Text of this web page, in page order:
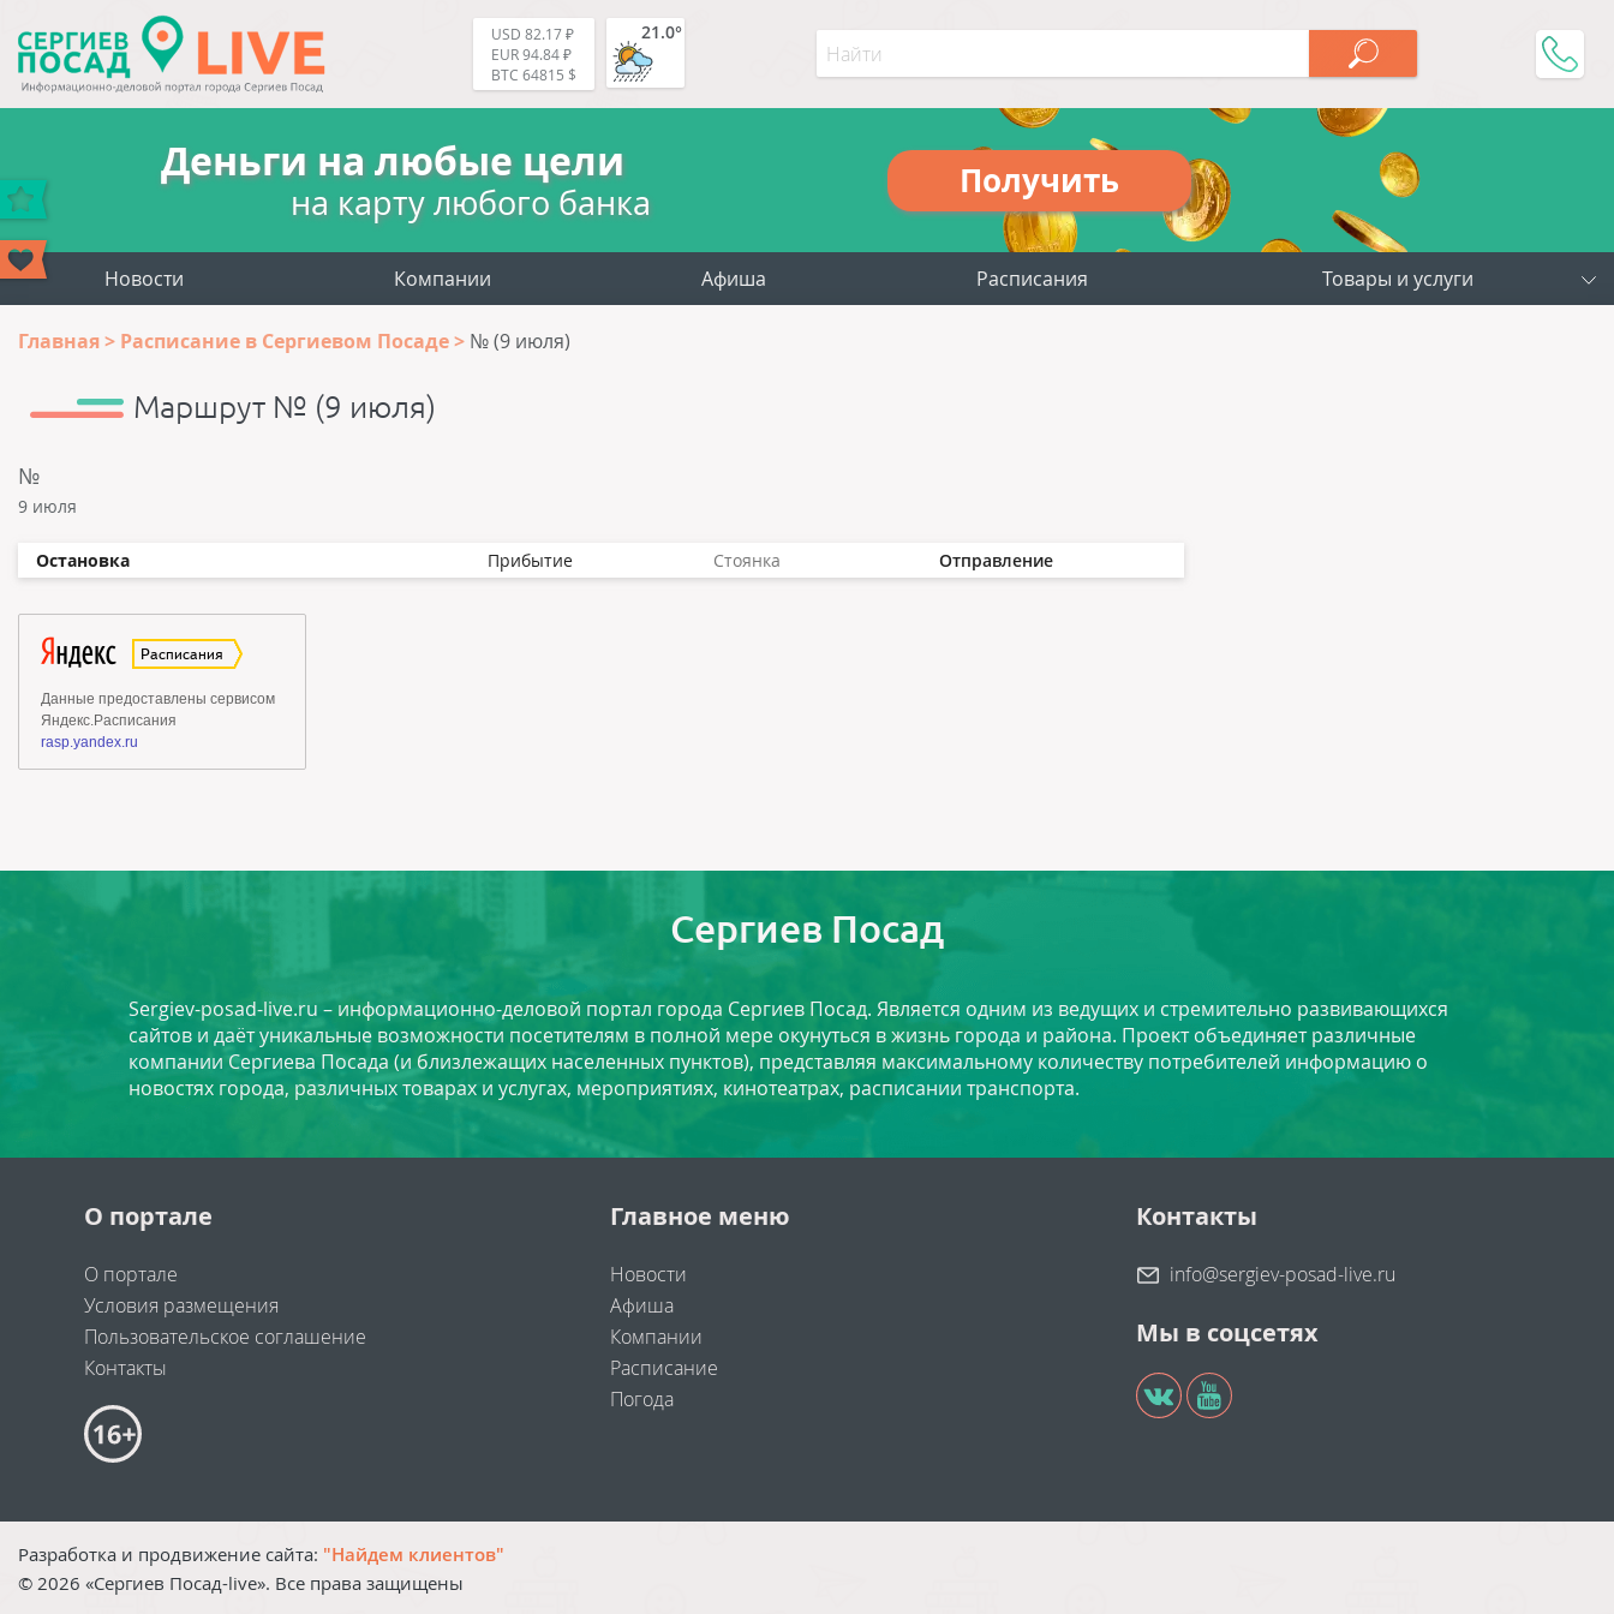
USD 82.17 ₽
EUR 94.84 ₽
BTC 64815 $
21.0°
Деньги на любые цели
на карту любого банка
Получить
Новости Компании Афиша Расписания Товары и услуги
Главная Расписание в Сергиевом Посаде № (9 июля)
Маршрут № (9 июля)
№
9 июля
Остановка Прибытие Стоянка Отправление
Сергиев Посад
Sergiev-posad-live.ru – информационно-деловой портал города Сергиев Посад. Является одним из ведущих и стремительно развивающихся
сайтов и даёт уникальные возможности посетителям в полной мере окунуться в жизнь города и района. Проект объединяет различные
компании Сергиева Посада (и близлежащих населенных пунктов), представляя максимальному количеству потребителей информацию о
новостях города, различных товарах и услугах, мероприятиях, кинотеатрах, расписании транспорта.
О портале
О портале
Условия размещения
Пользовательское соглашение
Контакты
Главное меню
Новости
Афиша
Компании
Расписание
Погода
Контакты
info@sergiev-posad-live.ru
Мы в соцсетях
Разработка и продвижение сайта: "Найдем клиентов"
© 2026 «Сергиев Посад-live». Все права защищены